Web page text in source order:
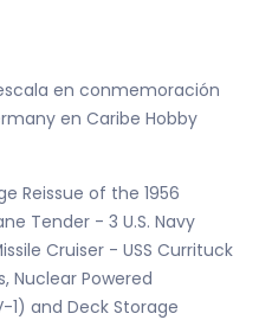
escala en conmemoración
en Caribe Hobby
Reissue of the 1956
Tender - 3 U.S. Navy
Cruiser - USS Currituck
Nuclear Powered
1) and Deck Storage